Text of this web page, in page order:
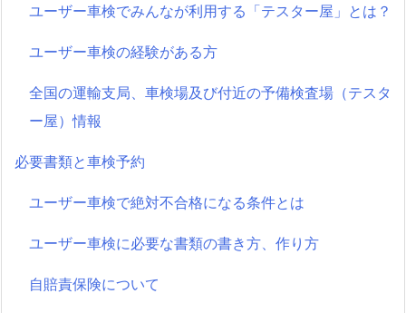
ユーザー車検でみんなが利用する「テスター屋」とは？
ユーザー車検の経験がある方
全国の運輸支局、車検場及び付近の予備検査場（テスタ
ー屋）情報
必要書類と車検予約
ユーザー車検で絶対不合格になる条件とは
ユーザー車検に必要な書類の書き方、作り方
自賠責保険について